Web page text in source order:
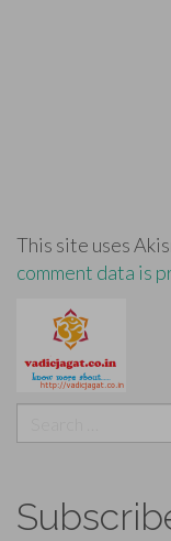
This site uses
comment data is
for: